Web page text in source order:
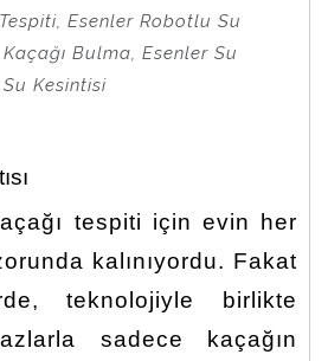
Esenler Robotlu Su
Bulma, Esenler Su
Su Kesintisi
tespiti için evin her
kalınıyordu. Fakat
teknolojiyle birlikte
sadece kaçağın